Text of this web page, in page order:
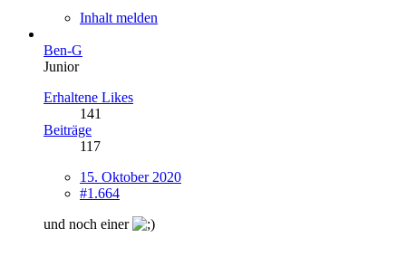
Inhalt melden
Ben-G
Junior
Erhaltene Likes
141
Beiträge
117
15. Oktober 2020
#1.664
und noch einer